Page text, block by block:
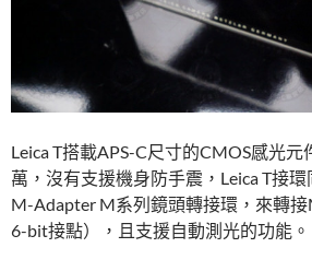
Leica T搭載APS-C尺寸的CMOS感光
萬，沒有支援機身防手震，Leica T接
M-Adapter M系列鏡頭轉接環，來轉
6-bit接點），且支援自動測光的功能。